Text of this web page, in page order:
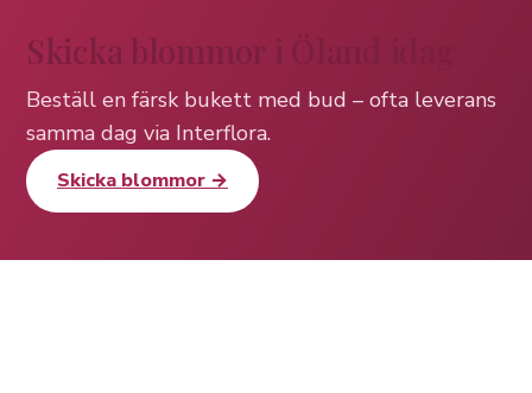
Skicka blommor i Öland idag
Beställ en färsk bukett med bud – ofta leverans
samma dag via Interflora.
Skicka blommor →